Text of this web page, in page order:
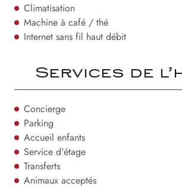
Climatisation
Machine à café / thé
Internet sans fil haut débit
Services de
Concierge
Parking
Accueil enfants
Service d'étage
Transferts
Animaux acceptés